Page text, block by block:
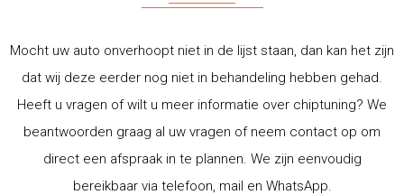
Mocht uw auto onverhoopt niet in de lijst staan, dan kan het zijn
dat wij deze eerder nog niet in behandeling hebben gehad.
Heeft u vragen of wilt u meer informatie over chiptuning? We
beantwoorden graag al uw vragen of neem contact op om
direct een afspraak in te plannen. We zijn eenvoudig
bereikbaar via telefoon, mail en WhatsApp.